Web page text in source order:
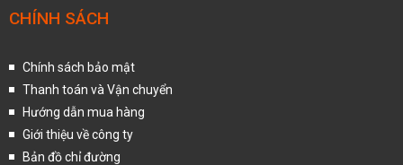
CHÍNH SÁCH
Chính sách bảo mật
Thanh toán và Vận chuyển
Hướng dẫn mua hàng
Giới thiệu về công ty
Bản đồ chỉ đường